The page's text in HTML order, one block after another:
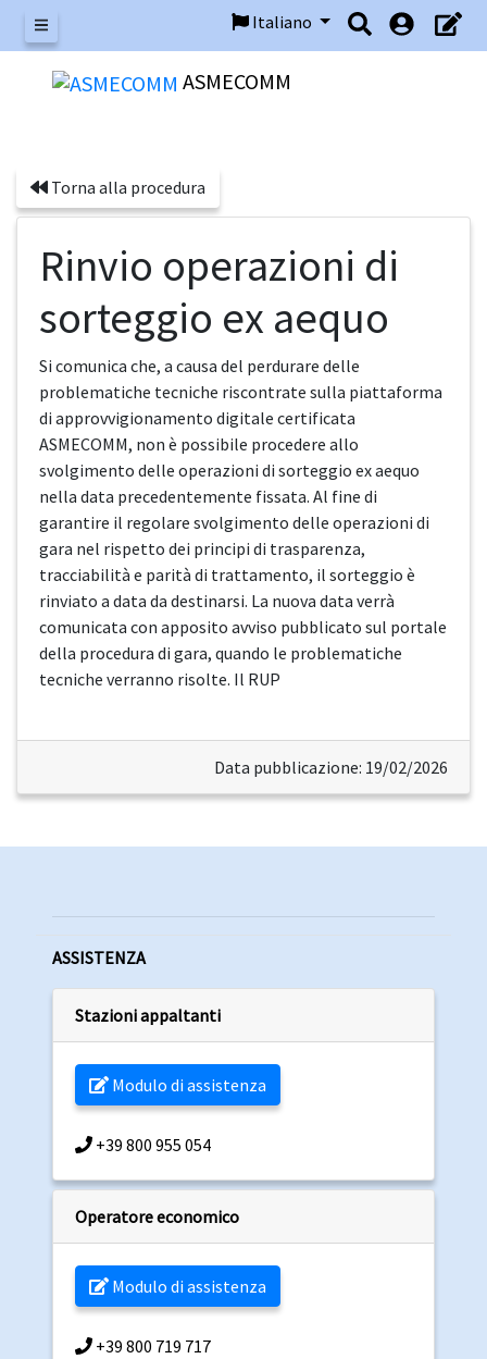
Menu
Italiano
ASMECOMM
Torna alla procedura
Rinvio operazioni di
sorteggio ex aequo
Si comunica che, a causa del perdurare delle
problematiche tecniche riscontrate sulla piattaforma
di approvvigionamento digitale certificata
ASMECOMM, non è possibile procedere allo
svolgimento delle operazioni di sorteggio ex aequo
nella data precedentemente fissata. Al fine di
garantire il regolare svolgimento delle operazioni di
gara nel rispetto dei principi di trasparenza,
tracciabilità e parità di trattamento, il sorteggio è
rinviato a data da destinarsi. La nuova data verrà
comunicata con apposito avviso pubblicato sul portale
della procedura di gara, quando le problematiche
tecniche verranno risolte. Il RUP
Data pubblicazione: 19/02/2026
ASSISTENZA
Stazioni appaltanti
Modulo di assistenza
+39 800 955 054
Operatore economico
Modulo di assistenza
+39 800 719 717